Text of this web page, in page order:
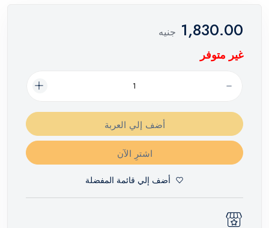
1,830.00 جنيه
غير متوفر
أضف إلي العربة
اشترِ الآن
أضف إلي قائمة المفضلة